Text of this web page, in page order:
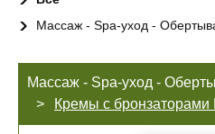
Массаж - Spa-уход -
Массаж - Spa-уход -
Кремы с бронзаторами